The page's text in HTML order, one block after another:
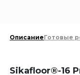
ОписаниеГотовые
Sikafloor®-16